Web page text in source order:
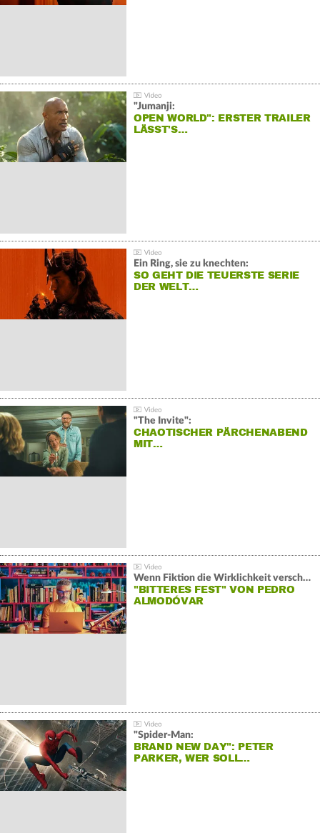
"Jumanji:
OPEN WORLD": ERSTER TRAILER
LÄSST'S…
Ein Ring, sie zu knechten:
SO GEHT DIE TEUERSTE SERIE
DER WELT…
"The Invite":
CHAOTISCHER PÄRCHENABEND
MIT…
Wenn Fiktion die Wirklichkeit verschiebt:
"BITTERES FEST" VON PEDRO
ALMODÓVAR
"Spider-Man:
BRAND NEW DAY": PETER
PARKER, WER SOLL…